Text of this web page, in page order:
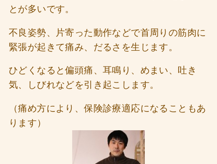
とが多いです。
不良姿勢、片寄った動作などで首周りの筋肉に
緊張が起きて痛み、だるさを生じます。
ひどくなると偏頭痛、耳鳴り、めまい、吐き
気、しびれなどを引き起こします。
（痛め方により、保険診療適応になることもあ
ります）